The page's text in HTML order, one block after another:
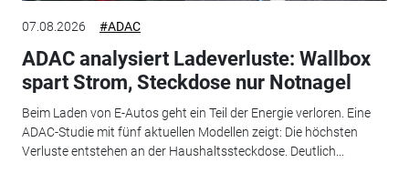
07.08.2026 #ADAC
ADAC analysiert Ladeverluste: Wallbox
spart Strom, Steckdose nur Notnagel
Beim Laden von E-Autos geht ein Teil der Energie verloren. Eine
ADAC-Studie mit fünf aktuellen Modellen zeigt: Die höchsten
Verluste entstehen an der Haushaltssteckdose. Deutlich...